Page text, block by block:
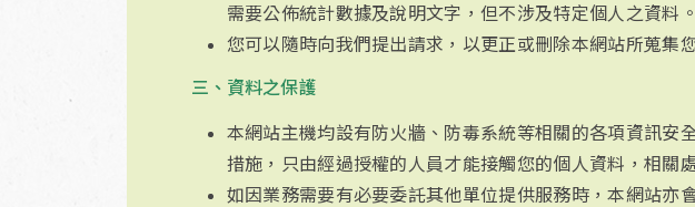
需要公佈統計數據及說明文字，但不涉及特定個人之資料。
您可以隨時向我們提出請求，以更正或刪除本網站所蒐集
三、資料之保護
本網站主機均設有防火牆、防毒系統等相關的各項資訊安
措施，只由經過授權的人員才能接觸您的個人資料，相關
如因業務需要有必要委託其他單位提供服務時，本網站亦